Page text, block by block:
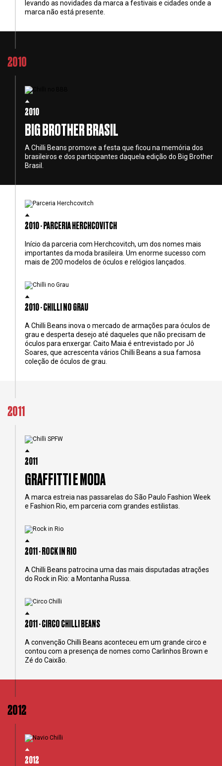
levando as novidades da marca a festivais e cidades onde a
marca não está presente.
2010
2010
BIG BROTHER BRASIL
A Chilli Beans promove a festa que ficou na memória dos
brasileiros e dos participantes daquela edição do Big Brother
Brasil.
2010 - PARCERIA HERCHCOVITCH
Início da parceria com Herchcovitch, um dos nomes mais
importantes da moda brasileira. Um enorme sucesso com
mais de 200 modelos de óculos e relógios lançados.
2010 - CHILLI NO GRAU
A Chilli Beans inova o mercado de armações para óculos de
grau e desperta desejo até daqueles que não precisam de
óculos para enxergar. Caito Maia é entrevistado por Jô
Soares, que acrescenta vários Chilli Beans a sua famosa
coleção de óculos de grau.
2011
2011
GRAFFITTI E MODA
A marca estreia nas passarelas do São Paulo Fashion Week
e Fashion Rio, em parceria com grandes estilistas.
2011 - ROCK IN RIO
A Chilli Beans patrocina uma das mais disputadas atrações
do Rock in Rio: a Montanha Russa.
2011 - CIRCO CHILLI BEANS
A convenção Chilli Beans aconteceu em um grande circo e
contou com a presença de nomes como Carlinhos Brown e
Zé do Caixão.
2012
2012